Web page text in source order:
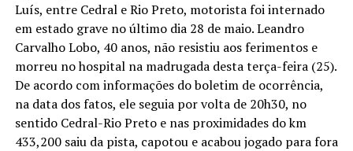
Luís, entre Cedral e Rio Preto, motorista foi internado
em estado grave no último dia 28 de maio. Leandro
Carvalho Lobo, 40 anos, não resistiu aos ferimentos e
morreu no hospital na madrugada desta terça-feira (25).
De acordo com informações do boletim de ocorrência,
na data dos fatos, ele seguia por volta de 20h30, no
sentido Cedral-Rio Preto e nas proximidades do km
433,200 saiu da pista, capotou e acabou jogado para fora